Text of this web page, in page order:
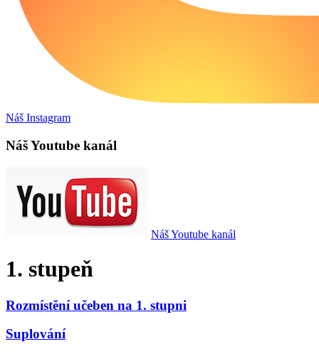
Náš Instagram
Náš Youtube kanál
Náš Youtube kanál
1. stupeň
Rozmístění učeben na 1. stupni
Suplování